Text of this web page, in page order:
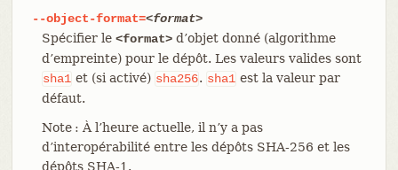
--object-format=<format>
Spécifier le <format>d’objet donné (algorithme
d’empreinte) pour le dépôt. Les valeurs valides sont
sha1 et (si activé) sha256. sha1 est la valeur par
défaut.
Note : À l’heure actuelle, il n’y a pas
d’interopérabilité entre les dépôts SHA-256 et les
dépôts SHA-1.